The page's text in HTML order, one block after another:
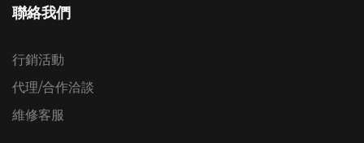
聯絡我們
行銷活動
代理/合作洽談
維修客服